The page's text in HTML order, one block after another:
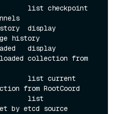
history
collection from
from RootCoord
by etcd source